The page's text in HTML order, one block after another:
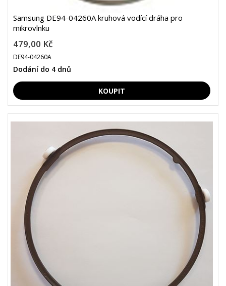
Samsung DE94-04260A kruhová vodící dráha pro
mikrovlnku
479,00 Kč
DE94-04260A
Dodání do 4 dnů